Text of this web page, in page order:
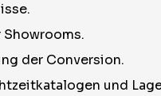
der Conversion.
und